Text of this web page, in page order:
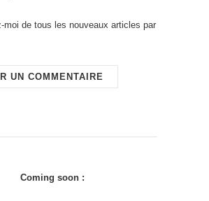
moi de tous les nouveaux articles par
Coming soon :